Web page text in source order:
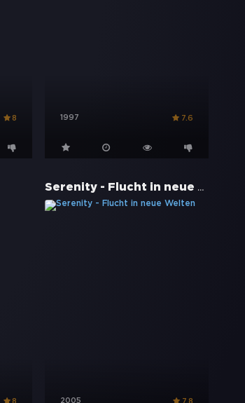
8 1997 7.6
Serenity - Flucht in neue Welten
2005